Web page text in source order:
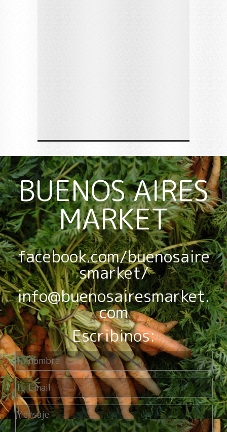
BUENOS AIRES
MARKET
facebook.com/buenosaire
smarket/
info@buenosairesmarket.
com
Escribinos: